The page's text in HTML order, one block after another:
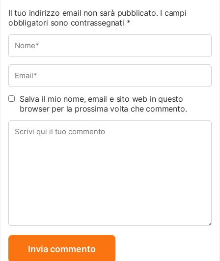
Il tuo indirizzo email non sarà pubblicato. I campi
obbligatori sono contrassegnati *
Salva il mio nome, email e sito web in questo
browser per la prossima volta che commento.